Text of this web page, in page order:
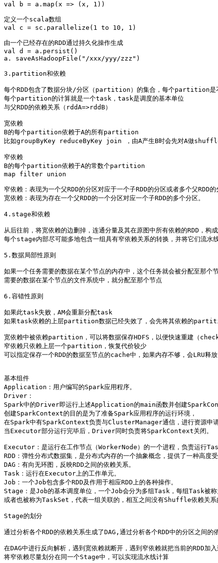
val b = a.map(x => (x, 1))
定义一个scala数组
val c = sc.parallelize(1 to 10, 1)
由一个已经存在的RDD通过持久化操作生成
val d = a.persist()
a. saveAsHadoopFile("/xxx/yyy/zzz")
3.partition和依赖
每个RDD包含了数据分块/分区（partition）的集合，每个partition是
每个partition的计算就是一个task，task是调度的基本单位
与父RDD的依赖关系（rddA=>rddB）
宽依赖
B的每个partition依赖于A的所有partition
比如groupByKey reduceByKey join ，由A产生B时会先对A做
窄依赖
B的每个partition依赖于A的常数个partition
map filter union
窄依赖：表现为一个父RDD的分区对应于一个子RDD的分区或者多个父RDD
宽依赖：表现为存在一个父RDD的一个分区对应一个子RDD的多个分区。
4.stage和依赖
从后往前，将宽依赖的边删掉，连通分量及其在原图中所有依赖的RDD，构
每个stage内部尽可能多地包含一组具有窄依赖关系的转换，并将它们流水
5.数据局部性原则
如果一个任务需要的数据在某个节点的内存中，这个任务就会被分配至那个
需要的数据在某个节点的文件系统中，就分配至那个节点
6.容错性原则
如果此task失败，AM会重新分配task
如果task依赖的上层partition数据已经失效了，会先将其依赖的
宽依赖中被依赖partition，可以将数据保存HDFS，以便快速重建（
窄依赖只依赖上层一个partition，恢复代价较少
可以指定保存一个RDD的数据至节点的cache中，如果内存不够，会LRU释
基本组件
Application：用户编写的Spark应用程序。
Driver：
Spark中的Driver即运行上述Application的main函数并创建
创建SparkContext的目的是为了准备Spark应用程序的运行环境，
在Spark中有SparkContext负责与ClusterManager通信，进行资源申请
当Executor部分运行完毕后，Driver同时负责将SparkContext关闭。
Executor：是运行在工作节点（WorkerNode）的一个进程，负责运行
RDD：弹性分布式数据集，是分布式内存的一个抽象概念，提供了一种高度
DAG：有向无环图，反映RDD之间的依赖关系。
Task：运行在Executor上的工作单元。
Job：一个Job包含多个RDD及作用于相应RDD上的各种操作。
Stage：是Job的基本调度单位，一个Job会分为多组Task，每组Task被
或者也被称为TaskSet，代表一组关联的，相互之间没有Shuffle依赖关系
Stage的划分
通过分析各个RDD的依赖关系生成了DAG,通过分析各个RDD中的分区之间
在DAG中进行反向解析，遇到宽依赖就断开，遇到窄依赖就把当前的RDD加
将窄依赖尽量划分在同一个Stage中，可以实现流水线计算